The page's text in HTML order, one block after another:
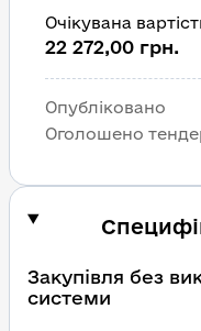
Закупівля без
системи
Очікувана
22 272,00 грн.
Опубліковано
Оголошено